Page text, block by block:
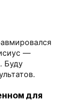
—
Буду
для